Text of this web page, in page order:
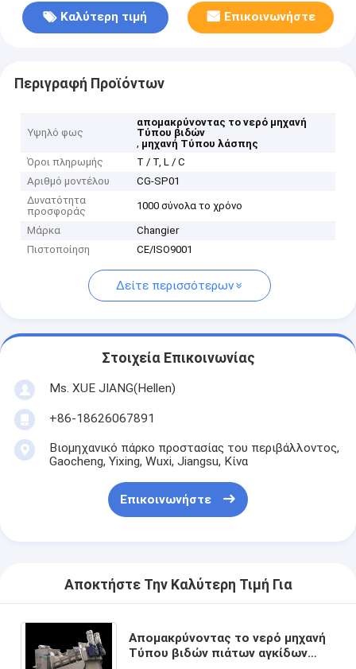
Καλύτερη τιμή Επικοινωνήστε
Περιγραφή Προϊόντων
Υψηλό φως
απομακρύνοντας το νερό μηχανή
Τύπου βιδών
, μηχανή Τύπου λάσπης
Όροι πληρωμής
T / T, L / C
Αριθμό μοντέλου
CG-SP01
Δυνατότητα
προσφοράς
1000 σύνολα το χρόνο
Μάρκα
Changier
Πιστοποίηση
CE/ISO9001
Δείτε περισσότερων
Στοιχεία Επικοινωνίας
Ms. XUE JIANG(Hellen)
+86-18626067891
Βιομηχανικό πάρκο προστασίας του περιβάλλοντος,
Gaocheng, Yixing, Wuxi, Jiangsu, Κίνα
Επικοινωνήστε
Αποκτήστε Την Καλύτερη Τιμή Για
Απομακρύνοντας το νερό μηχανή
Τύπου βιδών πιάτων αγκίδων